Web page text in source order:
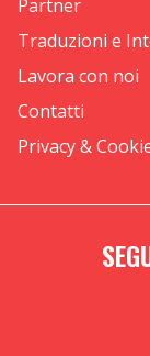
Partner
Traduzioni e
Lavora con noi
Contatti
Privacy &